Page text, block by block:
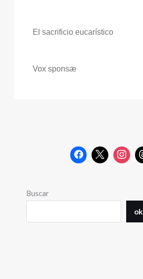
El sacrificio eucarístico
Vox sponsæ
Buscar
ok